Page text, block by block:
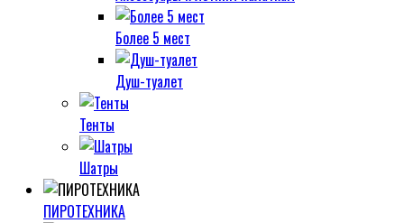
Более 5 мест
Душ-туалет
Тенты
Шатры
ПИРОТЕХНИКА